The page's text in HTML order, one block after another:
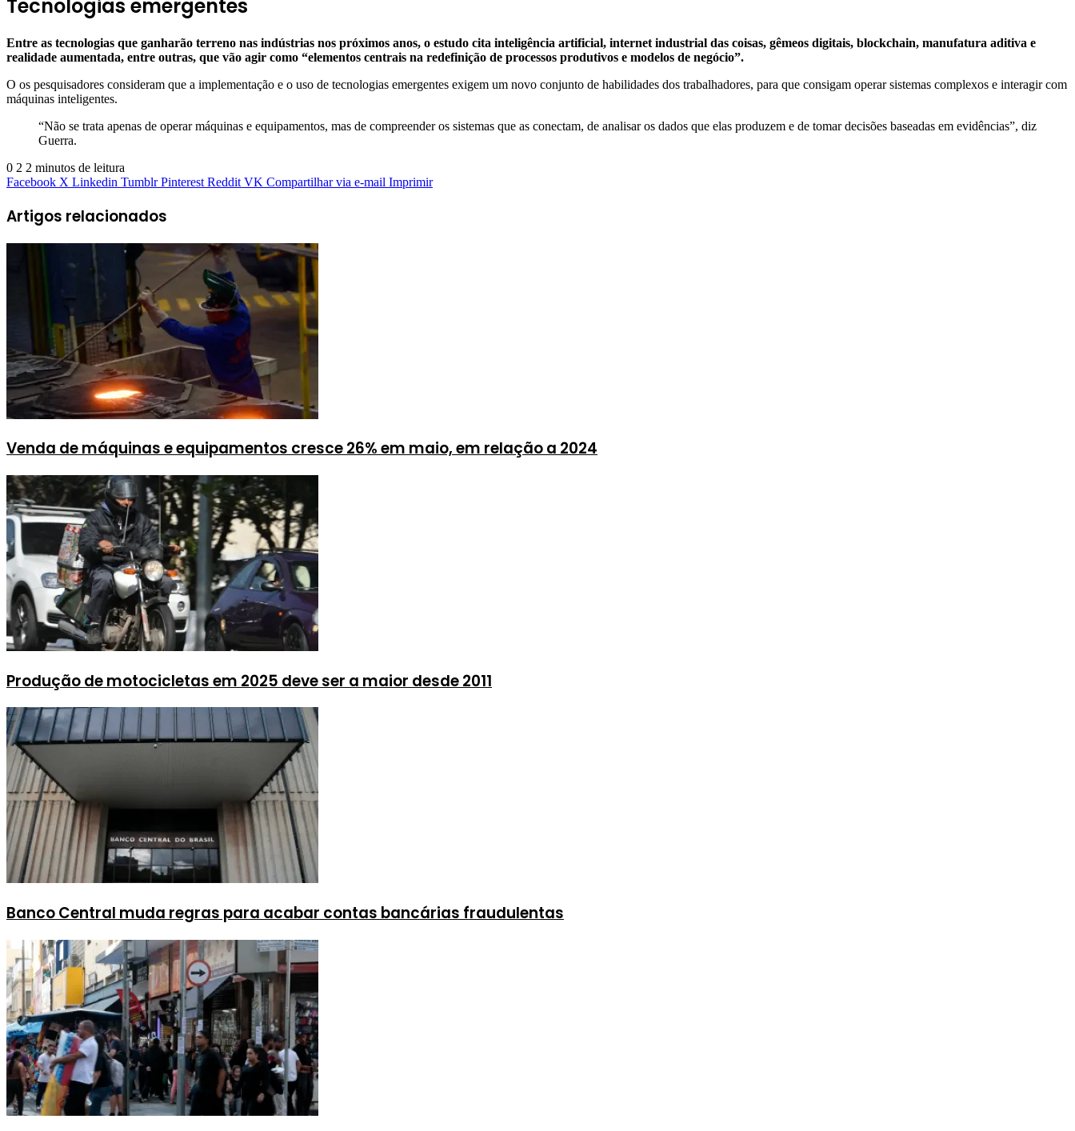
Tecnologias emergentes
Entre as tecnologias que ganharão terreno nas indústrias nos próximos anos, o estudo cita inteligência artificial, internet industrial das coisas, gêmeos digitais, blockchain, manufatura aditiva e
realidade aumentada, entre outras, que vão agir como “elementos centrais na redefinição de processos produtivos e modelos de negócio”.
O os pesquisadores consideram que a implementação e o uso de tecnologias emergentes exigem um novo conjunto de habilidades dos trabalhadores, para que consigam operar sistemas complexos e interagir com
máquinas inteligentes.
“Não se trata apenas de operar máquinas e equipamentos, mas de compreender os sistemas que as conectam, de analisar os dados que elas produzem e de tomar decisões baseadas em evidências”, diz
Guerra.
0 2 2 minutos de leitura
Facebook X Linkedin Tumblr Pinterest Reddit VK Compartilhar via e-mail Imprimir
Artigos relacionados
Venda de máquinas e equipamentos cresce 26% em maio, em relação a 2024
Produção de motocicletas em 2025 deve ser a maior desde 2011
Banco Central muda regras para acabar contas bancárias fraudulentas